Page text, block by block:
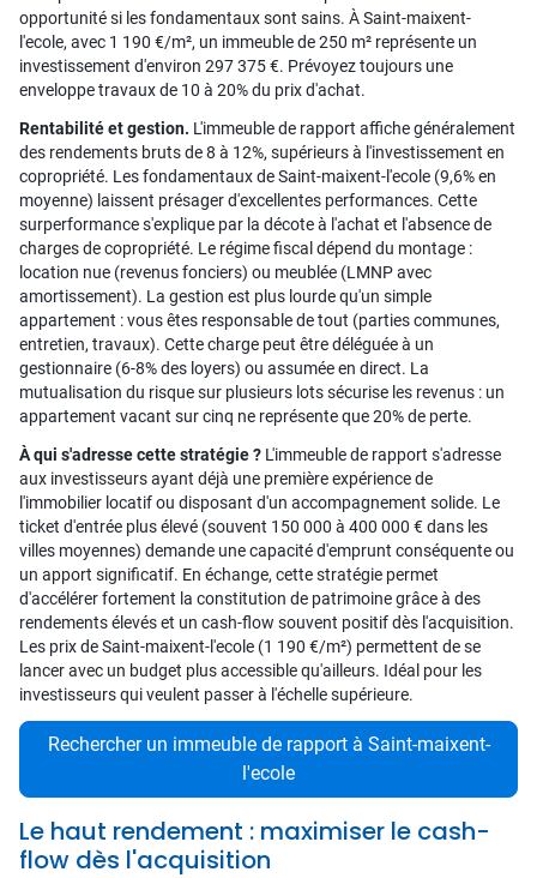
opportunité si les fondamentaux sont sains. À Saint-maixent-
l'ecole, avec 1 190 €/m², un immeuble de 250 m² représente un
investissement d'environ 297 375 €. Prévoyez toujours une
enveloppe travaux de 10 à 20% du prix d'achat.
Rentabilité et gestion. L'immeuble de rapport affiche généralement
des rendements bruts de 8 à 12%, supérieurs à l'investissement en
copropriété. Les fondamentaux de Saint-maixent-l'ecole (9,6% en
moyenne) laissent présager d'excellentes performances. Cette
surperformance s'explique par la décote à l'achat et l'absence de
charges de copropriété. Le régime fiscal dépend du montage :
location nue (revenus fonciers) ou meublée (LMNP avec
amortissement). La gestion est plus lourde qu'un simple
appartement : vous êtes responsable de tout (parties communes,
entretien, travaux). Cette charge peut être déléguée à un
gestionnaire (6-8% des loyers) ou assumée en direct. La
mutualisation du risque sur plusieurs lots sécurise les revenus : un
appartement vacant sur cinq ne représente que 20% de perte.
À qui s'adresse cette stratégie ? L'immeuble de rapport s'adresse
aux investisseurs ayant déjà une première expérience de
l'immobilier locatif ou disposant d'un accompagnement solide. Le
ticket d'entrée plus élevé (souvent 150 000 à 400 000 € dans les
villes moyennes) demande une capacité d'emprunt conséquente ou
un apport significatif. En échange, cette stratégie permet
d'accélérer fortement la constitution de patrimoine grâce à des
rendements élevés et un cash-flow souvent positif dès l'acquisition.
Les prix de Saint-maixent-l'ecole (1 190 €/m²) permettent de se
lancer avec un budget plus accessible qu'ailleurs. Idéal pour les
investisseurs qui veulent passer à l'échelle supérieure.
Rechercher un immeuble de rapport à Saint-maixent-
l'ecole
Le haut rendement : maximiser le cash-
flow dès l'acquisition